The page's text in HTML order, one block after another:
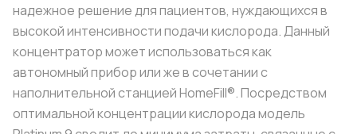
надежное решение для пациентов, нуждающихся в
высокой интенсивности подачикислорода.Данный
концентратор может использоваться как
автономный прибор или же в сочетании с
наполнительной станцией HomeFill®. Посредством
оптимальной концентрации кислорода модель